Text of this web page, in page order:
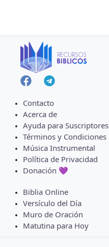
Contacto
Acerca de
Ayuda para Suscriptores
Términos y Condiciones
Música Instrumental
Política de Privacidad
Donación 💜
Biblia Online
Versículo del Día
Muro de Oración
Matutina para Hoy